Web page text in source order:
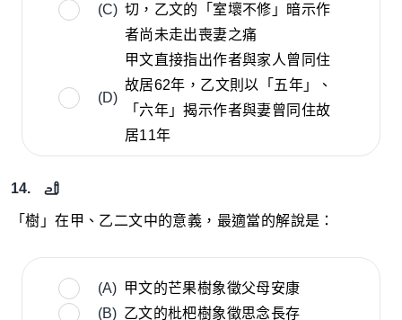
(C) 切，乙文的「室壞不修」暗示作
者尚未走出喪妻之痛
(D)
甲文直接指出作者與家人曾同住
故居62年，乙文則以「五年」、
「六年」揭示作者與妻曾同住故
居11年
14.
「樹」在甲、乙二文中的意義，最適當的解說是：
(A)
甲文的芒果樹象徵父母安康
(B) 乙文的枇杷樹象徵思念長存